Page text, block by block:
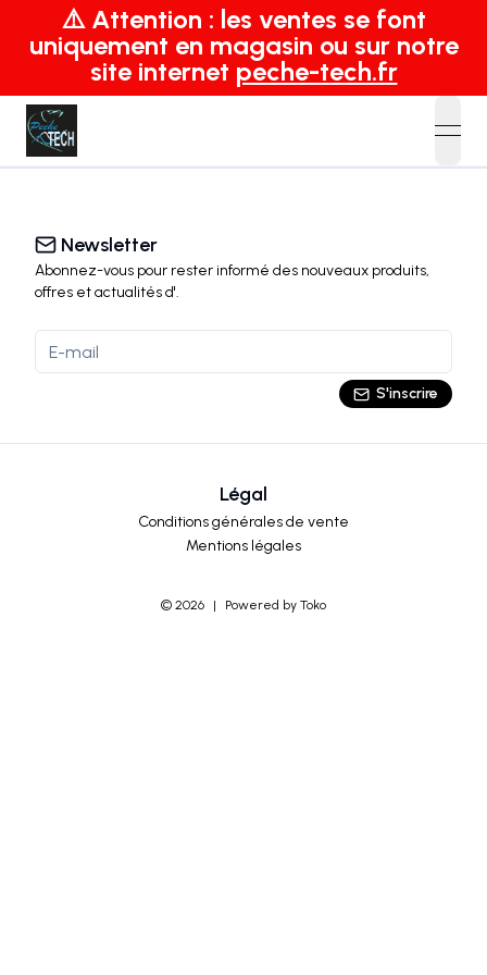
⚠️ Attention : les ventes se font
uniquement en magasin ou sur notre
site internet peche-tech.fr
Newsletter
Abonnez-vous pour rester informé des nouveaux produits,
offres et actualitésd'.
S'inscrire
Légal
Conditions générales de vente
Mentions légales
© 2026 | Powered by Toko